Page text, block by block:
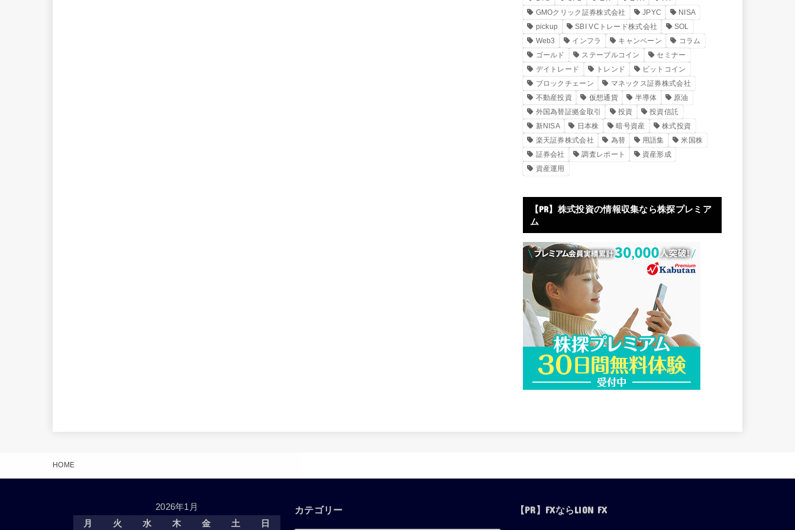
GMOクリック証券株式会社
JPYC
NISA
pickup
SBI VCトレード株式会社
SOL
Web3
インフラ キャンペーン
コラム
ゴールド
ステーブルコイン
セミナー
デイトレード
トレンド
ビットコイン
ブロックチェーン
マネックス証券株式会社
不動産投資
仮想通貨 半導体
原油
外国為替証拠金取引
投資
投資信託
新NISA
日本株 暗号資産
株式投資
楽天証券株式会社
為替 用語集
米国株
証券会社
調査レポート
資産形成
資産運用
【PR】株式投資の情報収集なら株探プレミア
ム
HOME
2026年1月
月
火 水 木 金 土 日
カテゴリー 【PR】FXならLION FX